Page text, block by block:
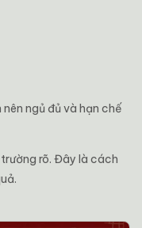
ngủ đủ và hạn chế
rõ. Đây là cách